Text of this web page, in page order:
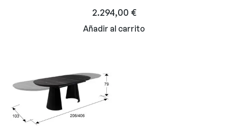
2.294,00 €
Añadir al carrito